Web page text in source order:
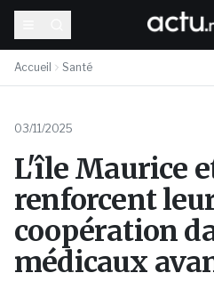
Accueil Santé
03/11/2025
L'île Maurice
renforcent
coopération
médicaux